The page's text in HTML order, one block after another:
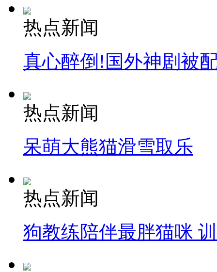
热点新闻
真心醉倒!国外神剧被
热点新闻
呆萌大熊猫滑雪取乐
热点新闻
狗教练陪伴最胖猫咪